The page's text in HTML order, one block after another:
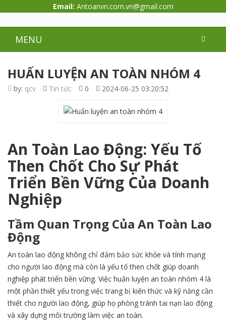
Email: Antoanvn.com.vn@gmail.com
MENU
HUẤN LUYỆN AN TOÀN NHÓM 4
by: qcv Tin tức 0 2024-06-25 03:20:52
An Toàn Lao Động: Yếu Tố
Then Chốt Cho Sự Phát
Triển Bền Vững Của Doanh
Nghiệp
Tầm Quan Trọng Của An Toàn Lao
Động
An toàn lao động không chỉ đảm bảo sức khỏe và tính mạng
cho người lao động mà còn là yếu tố then chốt giúp doanh
nghiệp phát triển bền vững. Việc huấn luyện an toàn nhóm 4 là
một phần thiết yếu trong việc trang bị kiến thức và kỹ năng cần
thiết cho người lao động, giúp họ phòng tránh tai nạn lao động
và xây dựng môi trường làm việc an toàn.